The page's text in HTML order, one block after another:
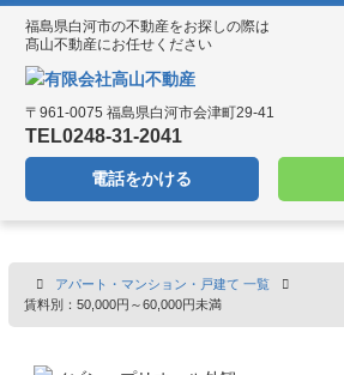
お知らせ
プライバシーポリシー
福島県白河市の不動産をお探しの際は
髙山不動産にお任せください
〒961-0075 福島県白河市会津町29-41
TEL0248-31-2041
電話をかける
アパート・マンション・戸建て 一覧
賃料別：50,000円～60,000円未満